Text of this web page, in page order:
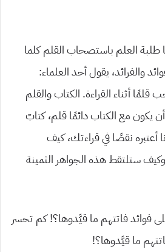
طلبة العلم باستصحاب القلم كلما
والفرائد، يقول أحد العلماء:
أثناء القراءة. الكتاب والقلم
أن يكون مع الكتاب دائمًا قلم، كتابٌ
نقصًا في قراءتك، كيف
ستلتقط هذه الجواهر الثمينة
فوائد فاتتهم ما قيَّدوها؟! كم تحسر
ما قيَّدوها؟!